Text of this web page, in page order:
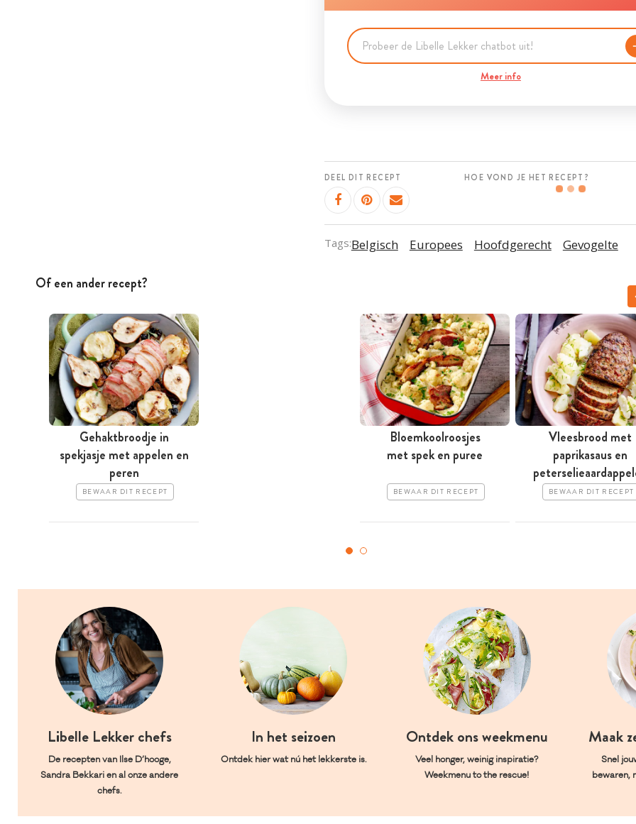
Meer info
DEEL DIT RECEPT HOE VOND JE HET RECEPT?
Tags:Belgisch Europees Hoofdgerecht Gevogelte
Of een ander recept?
Gehaktbroodje in
spekjasje met appelen en
peren
BEWAAR DIT RECEPT
Bloemkoolroosjes
met spek en puree
BEWAAR DIT RECEPT
Vleesbrood met
paprikasaus en
BEWAAR DIT RECEPT
Libelle Lekker chefs
De recepten van Ilse D’hooge,
Sandra Bekkari en al onze andere
chefs.
In het seizoen
Ontdek hier wat nú het lekkerste is.
Ontdek ons weekmenu
Veel honger, weinig inspiratie?
Weekmenu to the rescue!
Maak
Snel
bewaren,